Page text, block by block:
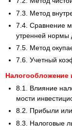
7.3. Метод
7.4. Сравнение
утренней нормы
7.5. Метод
7.6. Учетный
Налогообложение
8.1. Влияние
мости
8.2. Прибыли
8.3. Налоговые